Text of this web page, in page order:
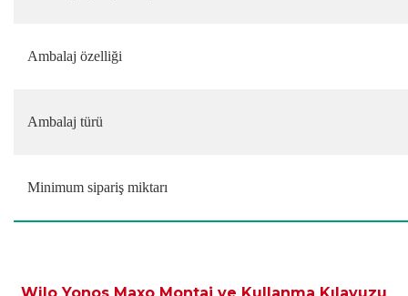
Ambalaj özelliği
Ambalaj türü
Minimum sipariş miktarı